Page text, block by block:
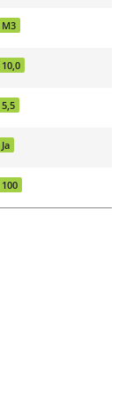
M3
10,0
5,5
Ja
100